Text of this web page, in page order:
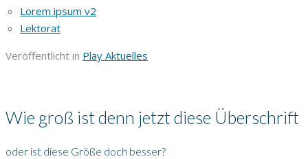
Lorem ipsum v2
Lektorat
Veröffentlicht in Play Aktuelles
Wie groß ist denn jetzt diese Überschrift
oder ist diese Größe doch besser?